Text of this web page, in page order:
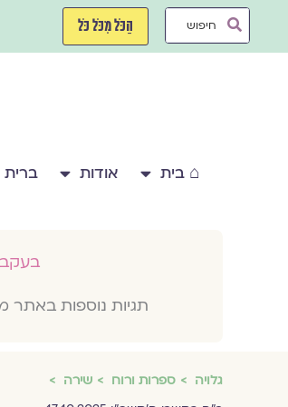
Search
הַכֹּל מִכֹּל כֹּל
⌂ בית אודות ברית
בעקבות ה-7
תגיות נוספות
גלויה ספרות ורוח
שירה